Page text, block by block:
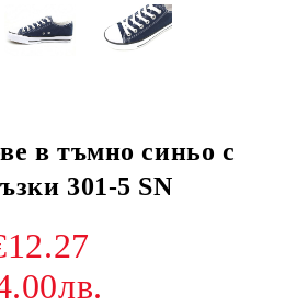
в тъмно синьо с
301-5 SN